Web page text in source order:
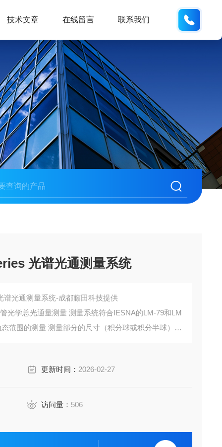
技术文章 在线留言 联系我们
光谱光通测量系统
谱光通测量系统-成都藤田科技提供
光学总光通量测量 测量系统符合IESNA的LM-79和LM
范围的测量 测量部分的尺寸（积分球或积分半球）从
更新时间： 2026-02-27
访问量： 506